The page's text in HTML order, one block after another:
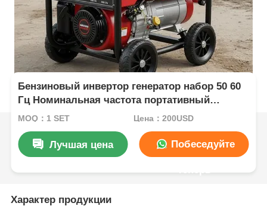
Бензиновый инвертор генератор набор 50 60
Гц Номинальная частота портативный
источник питания для строительных
воздухе
MOQ：1 SET Цена：200USD
Лучшая цена Побеседуйте
Характер продукции